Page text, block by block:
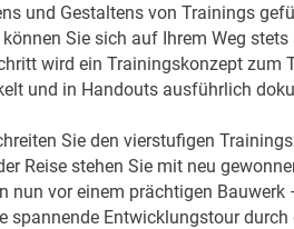
und Gestaltens von Trainings
Sie sich auf Ihrem Weg
wird ein Trainingskonzept zum
und in Handouts ausführlich
Sie den vierstufigen
Reise stehen Sie mit neu
nun vor einem prächtigen
spannende Entwicklungstour